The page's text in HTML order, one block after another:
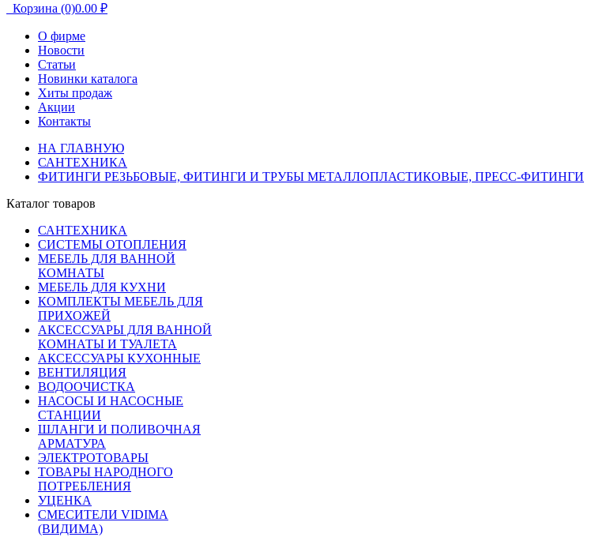
Корзина (0)0.00 ₽
О фирме
Новости
Статьи
Новинки каталога
Хиты продаж
Акции
Контакты
НА ГЛАВНУЮ
САНТЕХНИКА
ФИТИНГИ РЕЗЬБОВЫЕ, ФИТИНГИ И ТРУБЫ МЕТАЛЛОПЛАСТИКОВЫЕ, ПРЕСС-ФИТИНГИ
Каталог товаров
САНТЕХНИКА
СИСТЕМЫ ОТОПЛЕНИЯ
МЕБЕЛЬ ДЛЯ ВАННОЙ
КОМНАТЫ
МЕБЕЛЬ ДЛЯ КУХНИ
КОМПЛЕКТЫ МЕБЕЛЬ ДЛЯ
ПРИХОЖЕЙ
АКСЕССУАРЫ ДЛЯ ВАННОЙ
КОМНАТЫ И ТУАЛЕТА
АКСЕССУАРЫ КУХОННЫЕ
ВЕНТИЛЯЦИЯ
ВОДООЧИСТКА
НАСОСЫ И НАСОСНЫЕ
СТАНЦИИ
ШЛАНГИ И ПОЛИВОЧНАЯ
АРМАТУРА
ЭЛЕКТРОТОВАРЫ
ТОВАРЫ НАРОДНОГО
ПОТРЕБЛЕНИЯ
УЦЕНКА
СМЕСИТЕЛИ VIDIMA
(ВИДИМА)